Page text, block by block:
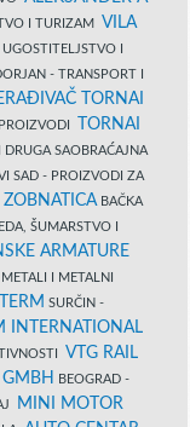
I TURIZAM VILA
I
- TRANSPORT I
TORNAI
TORNAI
SAOBRAĆAJNA
SAD - PROIZVODI ZA
ZOBNATICA BAČKA
ŠUMARSTVO I
ARMATURE
I METALNI
SURČIN -
INTERNATIONAL
VTG RAIL
GMBH
BEOGRAD -
MINI MOTOR